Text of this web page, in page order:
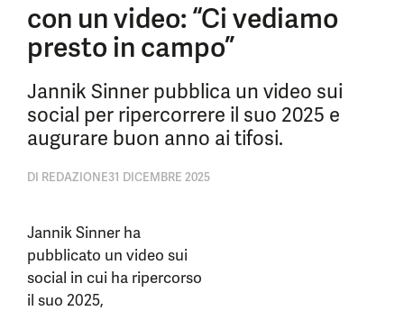
con un video: “Ci vediamo
presto in campo”
Jannik Sinner pubblica un video sui
social per ripercorrere il suo 2025 e
augurare buon anno ai tifosi.
DI REDAZIONE31 DICEMBRE 2025
Jannik Sinner ha
pubblicato un video sui
social in cui ha ripercorso
il suo 2025,